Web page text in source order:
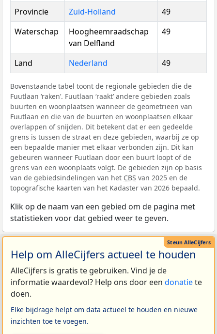
Provincie
Zuid-Holland
49
Waterschap
Hoogheemraadschap
van Delfland
49
Land Nederland 49
Bovenstaande tabel toont de regionale gebieden die de
Fuutlaan ‘raken’. Fuutlaan ‘raakt’ andere gebieden zoals
buurten en woonplaatsen wanneer de geometrieën van
Fuutlaan en die van de buurten en woonplaatsen elkaar
overlappen of snijden. Dit betekent dat er een gedeelde
grens is tussen de straat en deze gebieden, waarbij ze op
een bepaalde manier met elkaar verbonden zijn. Dit kan
gebeuren wanneer Fuutlaan door een buurt loopt of de
grens van een woonplaats volgt. De gebieden zijn op basis
van de gebiedsindelingen van het CBS van 2025 en de
topografische kaarten van het Kadaster van 2026 bepaald.
Klik op de naam van een gebied om de pagina met
statistieken voor dat gebied weer te geven.
Help om AlleCijfers actueel te houden
AlleCijfers is gratis te gebruiken. Vind je de
informatie waardevol? Help ons door een donatiete
doen.
Elke bijdrage helpt om data actueel te houden en nieuwe
inzichten toe te voegen.